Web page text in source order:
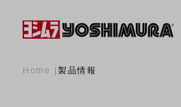
Home 製品情報